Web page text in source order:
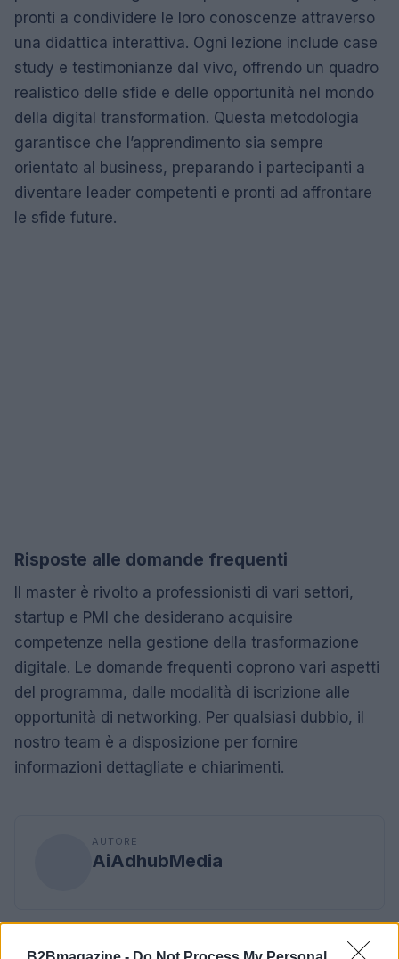
pronti a condividere le loro conoscenze attraverso
una didattica interattiva. Ogni lezione include case
study e testimonianze dal vivo, offrendo un quadro
realistico delle sfide e delle opportunità nel mondo
della digital transformation. Questa metodologia
garantisce che l’apprendimento sia sempre
orientato al business, preparando i partecipanti a
diventare leader competenti e pronti ad affrontare
le sfide future.
Risposte alle domande frequenti
Il master è rivolto a professionisti di vari settori,
startup e PMI che desiderano acquisire
competenze nella gestione della trasformazione
digitale. Le domande frequenti coprono vari aspetti
del programma, dalle modalità di iscrizione alle
opportunità di networking. Per qualsiasi dubbio, il
nostro team è a disposizione per fornire
informazioni dettagliate e chiarimenti.
AUTORE
AiAdhubMedia